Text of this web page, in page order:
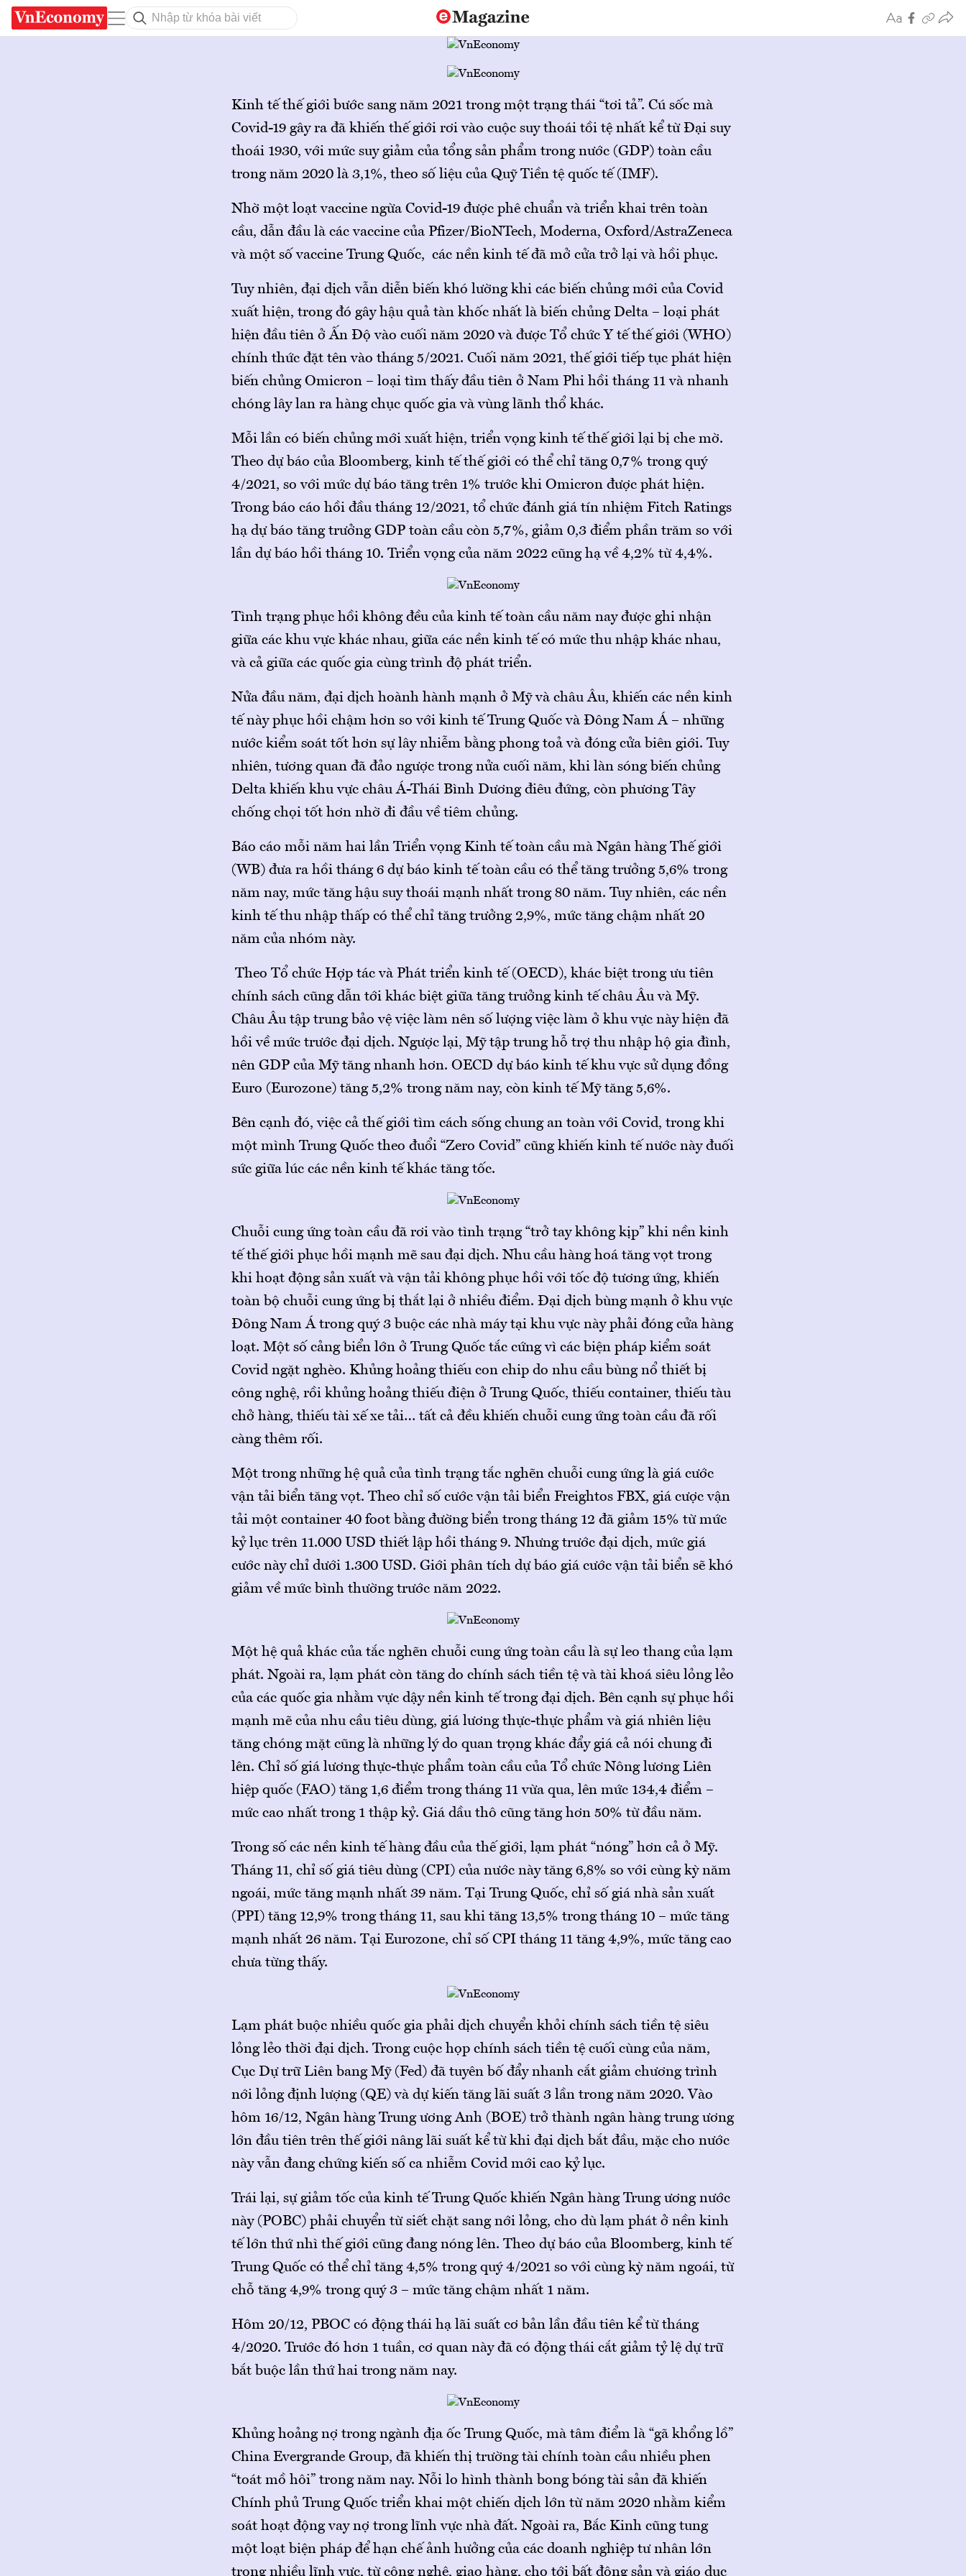
Kinh tế thế giới bước sang năm 2021 trong một trạng thái “tơi tả”. Cú sốc mà
Covid-19 gây ra đã khiến thế giới rơi vào cuộc suy thoái tồi tệ nhất kể từ Đại suy
thoái 1930, với mức suy giảm của tổng sản phẩm trong nước (GDP) toàn cầu
trong năm 2020 là 3,1%, theo số liệu của Quỹ Tiền tệ quốc tế (IMF).
Nhờ một loạt vaccine ngừa Covid-19 được phê chuẩn và triển khai trên toàn
cầu, dẫn đầu là các vaccine của Pfizer/BioNTech, Moderna, Oxford/AstraZeneca
và một số vaccine Trung Quốc, các nền kinh tế đã mở cửa trở lại và hồi phục.
Tuy nhiên, đại dịch vẫn diễn biến khó lường khi các biến chủng mới của Covid
xuất hiện, trong đó gây hậu quả tàn khốc nhất là biến chủng Delta – loại phát
hiện đầu tiên ở Ấn Độ vào cuối năm 2020 và được Tổ chức Y tế thế giới (WHO)
chính thức đặt tên vào tháng 5/2021. Cuối năm 2021, thế giới tiếp tục phát hiện
biến chủng Omicron – loại tìm thấy đầu tiên ở Nam Phi hồi tháng 11 và nhanh
chóng lây lan ra hàng chục quốc gia và vùng lãnh thổ khác.
Mỗi lần có biến chủng mới xuất hiện, triển vọng kinh tế thế giới lại bị che mờ.
Theo dự báo của Bloomberg, kinh tế thế giới có thể chỉ tăng 0,7% trong quý
4/2021, so với mức dự báo tăng trên 1% trước khi Omicron được phát hiện.
Trong báo cáo hồi đầu tháng 12/2021, tổ chức đánh giá tín nhiệm Fitch Ratings
hạ dự báo tăng trưởng GDP toàn cầu còn 5,7%, giảm 0,3 điểm phần trăm so với
lần dự báo hồi tháng 10. Triển vọng của năm 2022 cũng hạ về 4,2% từ 4,4%.
Tình trạng phục hồi không đều của kinh tế toàn cầu năm nay được ghi nhận
giữa các khu vực khác nhau, giữa các nền kinh tế có mức thu nhập khác nhau,
và cả giữa các quốc gia cùng trình độ phát triển.
Nửa đầu năm, đại dịch hoành hành mạnh ở Mỹ và châu Âu, khiến các nền kinh
tế này phục hồi chậm hơn so với kinh tế Trung Quốc và Đông Nam Á – những
nước kiểm soát tốt hơn sự lây nhiễm bằng phong toả và đóng cửa biên giới. Tuy
nhiên, tương quan đã đảo ngược trong nửa cuối năm, khi làn sóng biến chủng
Delta khiến khu vực châu Á-Thái Bình Dương điêu đứng, còn phương Tây
chống chọi tốt hơn nhờ đi đầu về tiêm chủng.
Báo cáo mỗi năm hai lần Triển vọng Kinh tế toàn cầu mà Ngân hàng Thế giới
(WB) đưa ra hồi tháng 6 dự báo kinh tế toàn cầu có thể tăng trưởng 5,6% trong
năm nay, mức tăng hậu suy thoái mạnh nhất trong 80 năm. Tuy nhiên, các nền
kinh tế thu nhập thấp có thể chỉ tăng trưởng 2,9%, mức tăng chậm nhất 20
năm của nhóm này.
Theo Tổ chức Hợp tác và Phát triển kinh tế (OECD), khác biệt trong ưu tiên
chính sách cũng dẫn tới khác biệt giữa tăng trưởng kinh tế châu Âu và Mỹ.
Châu Âu tập trung bảo vệ việc làm nên số lượng việc làm ở khu vực này hiện đã
hồi về mức trước đại dịch. Ngược lại, Mỹ tập trung hỗ trợ thu nhập hộ gia đình,
nên GDP của Mỹ tăng nhanh hơn. OECD dự báo kinh tế khu vực sử dụng đồng
Euro (Eurozone) tăng 5,2% trong năm nay, còn kinh tế Mỹ tăng 5,6%.
Bên cạnh đó, việc cả thế giới tìm cách sống chung an toàn với Covid, trong khi
một mình Trung Quốc theo đuổi “Zero Covid” cũng khiến kinh tế nước này đuối
sức giữa lúc các nền kinh tế khác tăng tốc.
Chuỗi cung ứng toàn cầu đã rơi vào tình trạng “trở tay không kịp” khi nền kinh
tế thế giới phục hồi mạnh mẽ sau đại dịch. Nhu cầu hàng hoá tăng vọt trong
khi hoạt động sản xuất và vận tải không phục hồi với tốc độ tương ứng, khiến
toàn bộ chuỗi cung ứng bị thắt lại ở nhiều điểm. Đại dịch bùng mạnh ở khu vực
Đông Nam Á trong quý 3 buộc các nhà máy tại khu vực này phải đóng cửa hàng
loạt. Một số cảng biển lớn ở Trung Quốc tắc cứng vì các biện pháp kiểm soát
Covid ngặt nghèo. Khủng hoảng thiếu con chip do nhu cầu bùng nổ thiết bị
công nghệ, rồi khủng hoảng thiếu điện ở Trung Quốc, thiếu container, thiếu tàu
chở hàng, thiếu tài xế xe tải… tất cả đều khiến chuỗi cung ứng toàn cầu đã rối
càng thêm rối.
Một trong những hệ quả của tình trạng tắc nghẽn chuỗi cung ứng là giá cước
vận tải biển tăng vọt. Theo chỉ số cước vận tải biển Freightos FBX, giá cược vận
tải một container 40 foot bằng đường biển trong tháng 12 đã giảm 15% từ mức
kỷ lục trên 11.000 USD thiết lập hồi tháng 9. Nhưng trước đại dịch, mức giá
cước này chỉ dưới 1.300 USD. Giới phân tích dự báo giá cước vận tải biển sẽ khó
giảm về mức bình thường trước năm 2022.
Một hệ quả khác của tắc nghẽn chuỗi cung ứng toàn cầu là sự leo thang của lạm
phát. Ngoài ra, lạm phát còn tăng do chính sách tiền tệ và tài khoá siêu lỏng lẻo
của các quốc gia nhằm vực dậy nền kinh tế trong đại dịch. Bên cạnh sự phục hồi
mạnh mẽ của nhu cầu tiêu dùng, giá lương thực-thực phẩm và giá nhiên liệu
tăng chóng mặt cũng là những lý do quan trọng khác đẩy giá cả nói chung đi
lên. Chỉ số giá lương thực-thực phẩm toàn cầu của Tổ chức Nông lương Liên
hiệp quốc (FAO) tăng 1,6 điểm trong tháng 11 vừa qua, lên mức 134,4 điểm –
mức cao nhất trong 1 thập kỷ. Giá dầu thô cũng tăng hơn 50% từ đầu năm.
Trong số các nền kinh tế hàng đầu của thế giới, lạm phát “nóng” hơn cả ở Mỹ.
Tháng 11, chỉ số giá tiêu dùng (CPI) của nước này tăng 6,8% so với cùng kỳ năm
ngoái, mức tăng mạnh nhất 39 năm. Tại Trung Quốc, chỉ số giá nhà sản xuất
(PPI) tăng 12,9% trong tháng 11, sau khi tăng 13,5% trong tháng 10 – mức tăng
mạnh nhất 26 năm. Tại Eurozone, chỉ số CPI tháng 11 tăng 4,9%, mức tăng cao
chưa từng thấy.
Lạm phát buộc nhiều quốc gia phải dịch chuyển khỏi chính sách tiền tệ siêu
lỏng lẻo thời đại dịch. Trong cuộc họp chính sách tiền tệ cuối cùng của năm,
Cục Dự trữ Liên bang Mỹ (Fed) đã tuyên bố đẩy nhanh cắt giảm chương trình
nới lỏng định lượng (QE) và dự kiến tăng lãi suất 3 lần trong năm 2020. Vào
hôm 16/12, Ngân hàng Trung ương Anh (BOE) trở thành ngân hàng trung ương
lớn đầu tiên trên thế giới nâng lãi suất kể từ khi đại dịch bắt đầu, mặc cho nước
này vẫn đang chứng kiến số ca nhiễm Covid mới cao kỷ lục.
Trái lại, sự giảm tốc của kinh tế Trung Quốc khiến Ngân hàng Trung ương nước
này (POBC) phải chuyển từ siết chặt sang nới lỏng, cho dù lạm phát ở nền kinh
tế lớn thứ nhì thế giới cũng đang nóng lên. Theo dự báo của Bloomberg, kinh tế
Trung Quốc có thể chỉ tăng 4,5% trong quý 4/2021 so với cùng kỳ năm ngoái, từ
chỗ tăng 4,9% trong quý 3 – mức tăng chậm nhất 1 năm.
Hôm 20/12, PBOC có động thái hạ lãi suất cơ bản lần đầu tiên kể từ tháng
4/2020. Trước đó hơn 1 tuần, cơ quan này đã có động thái cắt giảm tỷ lệ dự trữ
bắt buộc lần thứ hai trong năm nay.
Khủng hoảng nợ trong ngành địa ốc Trung Quốc, mà tâm điểm là “gã khổng lồ”
China Evergrande Group, đã khiến thị trường tài chính toàn cầu nhiều phen
“toát mồ hôi” trong năm nay. Nỗi lo hình thành bong bóng tài sản đã khiến
Chính phủ Trung Quốc triển khai một chiến dịch lớn từ năm 2020 nhằm kiểm
soát hoạt động vay nợ trong lĩnh vực nhà đất. Ngoài ra, Bắc Kinh cũng tung
một loạt biện pháp để hạn chế ảnh hưởng của các doanh nghiệp tư nhân lớn
trong nhiều lĩnh vực, từ công nghệ, giao hàng, cho tới bất động sản và giáo dục